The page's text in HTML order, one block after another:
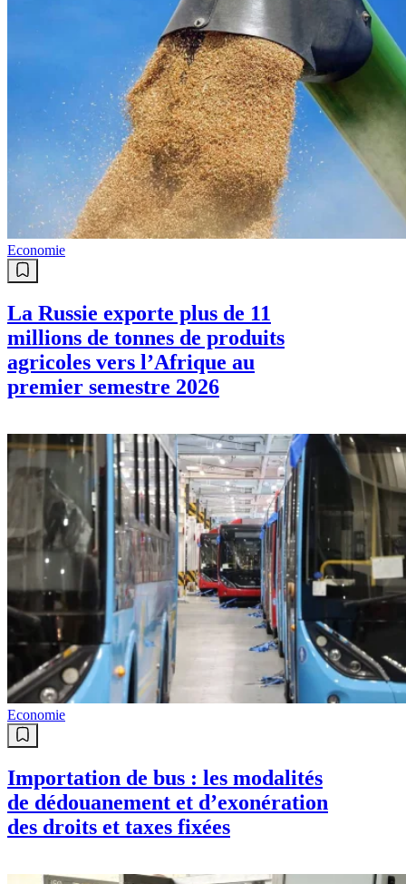
Economie
La Russie exporte plus de 11
millions de tonnes de produits
agricoles vers l’Afrique au
premier semestre 2026
Economie
Importation de bus : les modalités
de dédouanement et d’exonération
des droits et taxes fixées